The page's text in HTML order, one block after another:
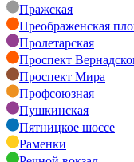
Пражская
Преображенская
Пролетарская
Проспект
Проспект Мира
Профсоюзная
Пушкинская
Пятницкое шоссе
Раменки